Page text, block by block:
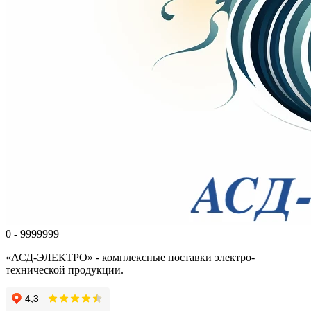
0 - 9999999
«АСД-ЭЛЕКТРО» - комплексные поставки электро-
технической продукции.